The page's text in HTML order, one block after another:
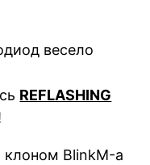
весело
REFLASHING
клоном BlinkM-а